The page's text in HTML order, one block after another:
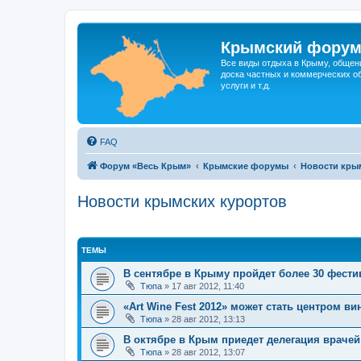
Крымский форум
Все виды отдыха в Крыму,
доска частных и коммерческих
услуги и т.д.
FAQ
Форум «Весь Крым» Крымские форумы Новости
Новости крымских курортов
ТЕМЫ
В сентябре в Крыму пройдет более 30
Тюпа » 17 авг 2012, 11:40
«Art Wine Fest 2012» может стать центром
Тюпа » 28 авг 2012, 13:13
В октябре в Крым приедет делегация
Тюпа » 28 авг 2012, 13:07